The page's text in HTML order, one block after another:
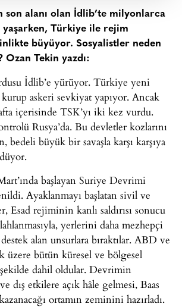
son alanı olan İdlib’te milyonlarca
yaşarken, Türkiye ile rejim
büyüyor. Sosyalistler neden
Ozan Tekin yazdı:
İdlib’e yürüyor. Türkiye yeni
askeri sevkiyat yapıyor. Ancak
içerisinde TSK’yı iki kez vurdu.
Rusya’da. Bu devletler kozlarını
bedeli büyük bir savaşla karşı karşıya
başlayan Suriye Devrimi
Ayaklanmayı başlatan sivil ve
Esad rejiminin kanlı saldırısı sonucu
yerlerini daha mezhepçi
alan unsurlara bıraktılar. ABD ve
üzere bütün küresel ve bölgesel
dahil oldular. Devrimin
dış etkilere açık hâle gelmesi, Baas
ortamın zeminini hazırladı.